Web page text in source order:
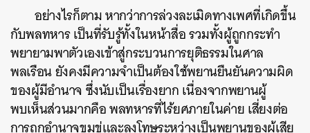
อย่างไรก็ตาม หากว่าการล่วงละเมิดทางเพศที่เกิดขึ้น
กับพลทหาร เป็นที่รับรู้ทั้งในหน้าสื่อ รวมทั้งผู้ถูกกระทำ
พยายามพาตัวเองเข้าสู่กระบวนการยุติธรรมในศาล
พลเรือน ยังคงมีความจำเป็นต้องใช้พยานยืนยันความผิด
ของผู้มีอำนาจ ซึ่งนับเป็นเรื่องยาก เนื่องจากพยานผู้
พบเห็นส่วนมากคือ พลทหารที่ไร้ยศภายในค่าย เสี่ยงต่อ
การถูกอำนาจขมขู่และลงโทษระหว่างเป็นพยานของผู้เสีย